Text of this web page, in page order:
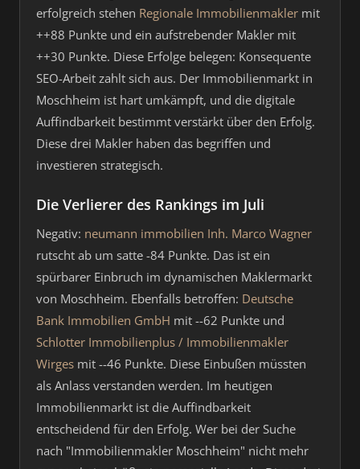
erfolgreich stehen Regionale Immobilienmakler mit
++88 Punkte und ein aufstrebender Makler mit
++30 Punkte. Diese Erfolge belegen: Konsequente
SEO-Arbeit zahlt sich aus. Der Immobilienmarkt in
Moschheim ist hart umkämpft, und die digitale
Auffindbarkeit bestimmt verstärkt über den Erfolg.
Diese drei Makler haben das begriffen und
investieren strategisch.
Die Verlierer des Rankings im Juli
Negativ: neumann immobilien Inh. Marco Wagner
rutscht ab um satte -84 Punkte. Das ist ein
spürbarer Einbruch im dynamischen Maklermarkt
von Moschheim. Ebenfalls betroffen: Deutsche
Bank Immobilien GmbH mit --62 Punkte und
Schlotter Immobilienplus / Immobilienmakler
Wirges mit --46 Punkte. Diese Einbußen müssten
als Anlass verstanden werden. Im heutigen
Immobilienmarkt ist die Auffindbarkeit
entscheidend für den Erfolg. Wer bei der Suche
nach "Immobilienmakler Moschheim" nicht mehr